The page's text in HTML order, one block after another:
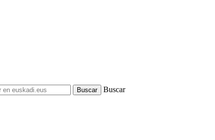
Buscar